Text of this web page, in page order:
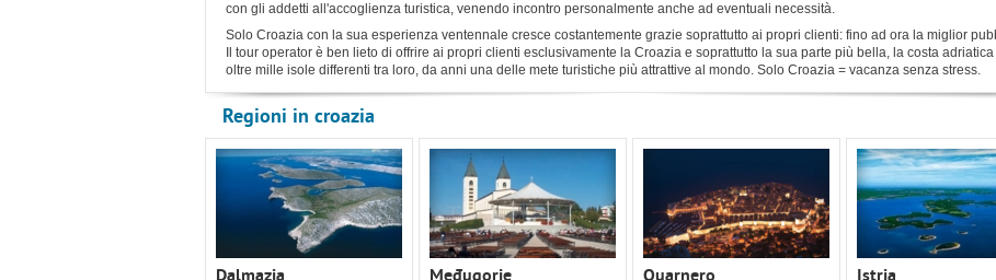
con gli addetti all'accoglienza turistica, venendo incontro personalmente anche ad eventuali necessità.
Solo Croazia con la sua esperienza ventennale cresce costantemente grazie soprattutto ai propri clienti: fino ad ora la miglior
Il tour operator è ben lieto di offrire ai propri clienti esclusivamente la Croazia e soprattutto la sua parte più bella, la costa
oltre mille isole differenti tra loro, da anni una delle mete turistiche più attrattive al mondo. Solo Croazia = vacanza senza stress.
Regioni in croazia
Dalmazia Međugorje Quarnero Istria